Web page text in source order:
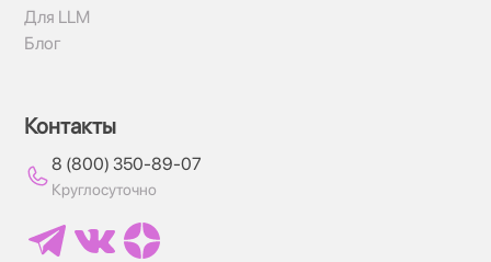
Для LLM
Блог
Контакты
8 (800) 350-89-07
Круглосуточно